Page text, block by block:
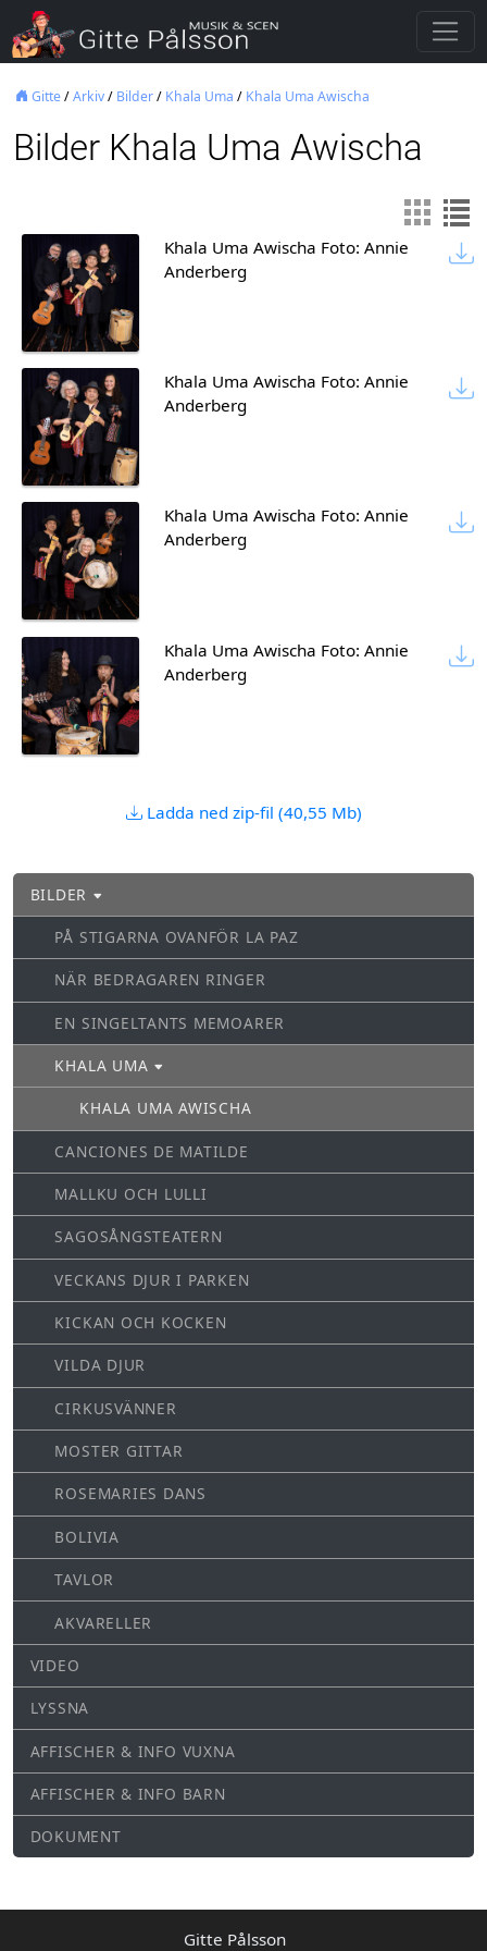
Gitte/Arkiv/ Bilder/ Khala Uma / Khala Uma Awischa
Bilder Khala Uma Awischa
Khala Uma Awischa Foto: Annie
Anderberg
Khala Uma Awischa Foto: Annie
Anderberg
Khala Uma Awischa Foto: Annie
Anderberg
Khala Uma Awischa Foto: Annie
Anderberg
Ladda ned zip-fil (40,55 Mb)
BILDER
PÅ STIGARNA OVANFÖR LA PAZ
NÄR BEDRAGAREN RINGER
EN SINGELTANTS MEMOARER
KHALA UMA
KHALA UMA AWISCHA
CANCIONES DE MATILDE
MALLKU OCH LULLI
SAGOSÅNGSTEATERN
VECKANS DJUR I PARKEN
KICKAN OCH KOCKEN
VILDA DJUR
CIRKUSVÄNNER
MOSTER GITTAR
ROSEMARIES DANS
BOLIVIA
TAVLOR
AKVARELLER
VIDEO
LYSSNA
AFFISCHER & INFO VUXNA
AFFISCHER & INFO BARN
DOKUMENT
Gitte Pålsson